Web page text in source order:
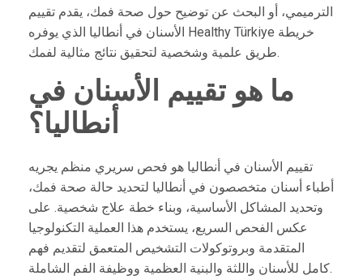
الترميمي، أو البحث عن توضيح حول صحة فمك، يقدم تقييم
الأسنان في أنطاليا الذي يوفره Healthy Türkiye خريطة
طريق علمية وشخصية لتحقيق نتائج مثالية لفمك.
ما هو تقييم الأسنان في
أنطاليا؟
تقييم الأسنان في أنطاليا هو فحص سريري منظم يجريه
أطباء أسنان متخصصون في أنطاليا لتحديد حالة صحة فمك،
وتحديد المشاكل الأساسية، وبناء خطة علاج شخصية. على
عكس الفحص السريع، يستخدم هذا العملية التكنولوجيا
المتقدمة وبروتوكولات التشخيص المتعمق لتقديم فهم
كامل للأسنان واللثة والبنية العظمية ووظيفة الفم الشاملة.